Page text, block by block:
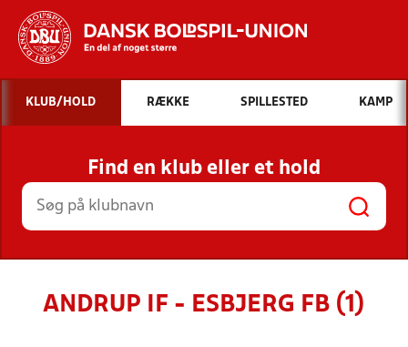
Hvad vil du søge efter?
INDHOLD OG NYHEDER
STILLINGER, RESULTATER, KLUBBER OG
HOLD
KLUB/HOLD RÆKKE SPILLESTED KAMP
Find en klub eller et hold
ANDRUP IF - ESBJERG FB (1)